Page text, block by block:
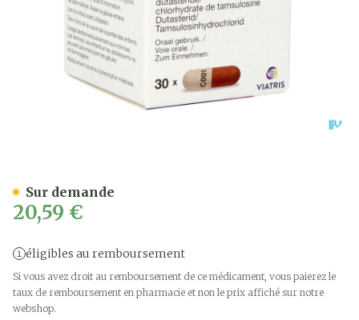
20,59 €
éligibles au remboursement
Si vous avez droit au remboursement de ce médicament, vous paierez le
taux de remboursement en pharmacie et non le prix affiché sur notre
webshop.
Sur demande